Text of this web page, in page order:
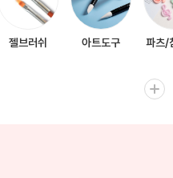
젤브러쉬 아트도구 파츠/